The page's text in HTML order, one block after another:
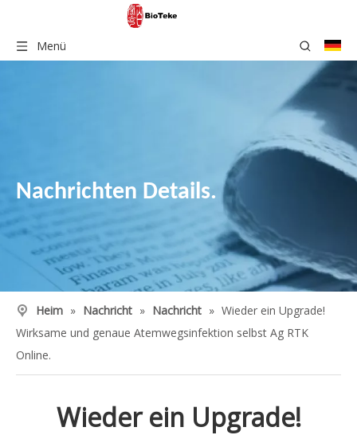
Menü
Nachrichten Details.
Heim » Nachricht » Nachricht » Wieder ein Upgrade!
Wirksame und genaue Atemwegsinfektion selbst Ag RTK
Online.
Wieder ein Upgrade!